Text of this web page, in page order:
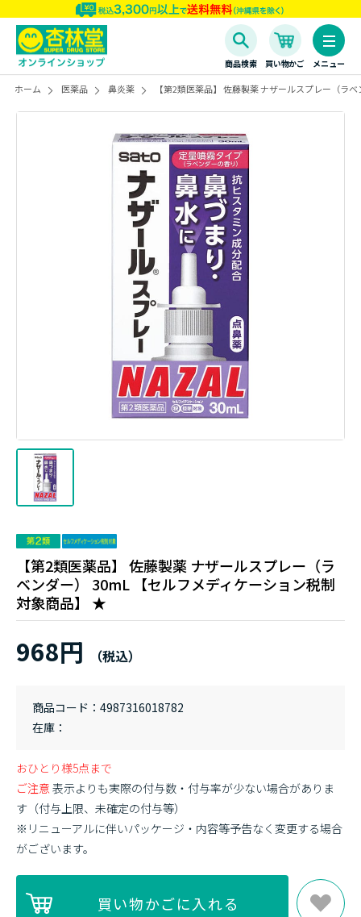
商品検索 買い物かご メニュー
ホーム 医薬品 鼻炎薬 【第2類医薬品】 佐藤製薬 ナザールスプレー（ラ
【第2類医薬品】 佐藤製薬 ナザールスプレー（ラ
ベンダー） 30mL 【セルフメディケーション税制
対象商品】 ★
968円
商品コード
4987316018782
在庫
おひとり様5点まで
ご注意 表示よりも実際の付与数・付与率が少ない場合がありま
す（付与上限、未確定の付与等）
※リニューアルに伴いパッケージ・内容等予告なく変更する場合
がございます。